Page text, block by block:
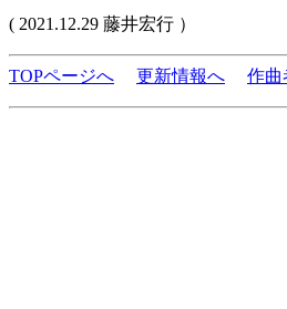
( 2021.12.29 藤井宏行 ）
TOPページへ 更新情報へ 作曲